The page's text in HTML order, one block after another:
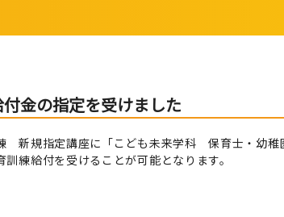
金の指定を受けました
新規指定講座に「こども未来学科 保育士・幼稚
練給付を受けることが可能となります。